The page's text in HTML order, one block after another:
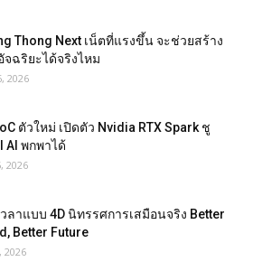
Thong Next เน็ตที่แรงขึ้น จะช่วยสร้าง
จฉริยะได้จริงไหม
2026
ตัวใหม่ เปิดตัว Nvidia RTX Spark ชู
AI พกพาได้
2026
ลาแบบ 4D นิทรรศการเสมือนจริง Better
Better Future
2026